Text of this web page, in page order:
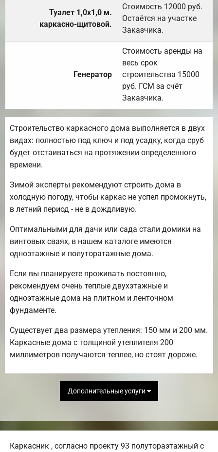
Туалет 1,0х1,0 м.
каркасно-щитовой.
Стоимость 12000 руб.
Остаётся на участке
Заказчика.
Генератор
Стоимость аренды на
весь срок
строительства 15000
руб. ГСМ за счёт
Заказчика.
Строительство каркасного дома выполняется в двух
видах: полностью под ключ и под усадку, когда сруб
будет отстаиваться на протяжении определенного
времени.
Зимой эксперты рекомендуют строить дома в
холодную погоду, чтобы каркас не успел промокнуть,
в летний период - не в дождливую.
Оптимальными для дачи или сада стали домики на
винтовых сваях, в нашем каталоге имеются
одноэтажные и полуторатажные дома.
Если вы планируете проживать постоянно,
рекомендуем очень теплые двухэтажные и
одноэтажные дома на плитном и ленточном
фундаменте.
Существует два размера утепления: 150 мм и 200 мм.
Каркасные дома с толщиной утеплителя 200
миллиметров получаются теплее, но стоят дороже.
Дополнительные услуги
Каркасник , согласно проекту 93 полутораэтажный с